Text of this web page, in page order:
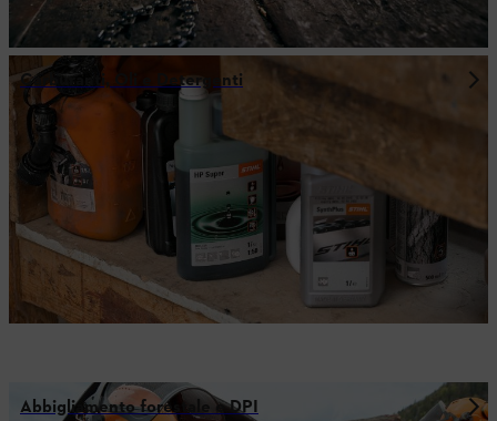
Carburanti, Oli e Detergenti
Abbigliamento forestale e DPI